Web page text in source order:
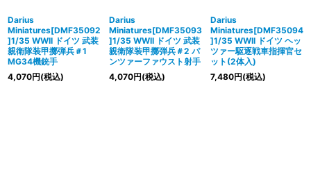
Darius
Miniatures[DMF35092
]1/35 WWII ドイツ 武装
親衛隊装甲擲弾兵＃1
MG34機銃手
4,070円(税込)
Darius
Miniatures[DMF35093
]1/35 WWII ドイツ 武装
親衛隊装甲擲弾兵＃2 パ
ンツァーファウスト射手
4,070円(税込)
Darius
Miniatures[DMF35094
]1/35 WWII ドイツ ヘッ
ツァー駆逐戦車指揮官セ
ット(2体入)
7,480円(税込)